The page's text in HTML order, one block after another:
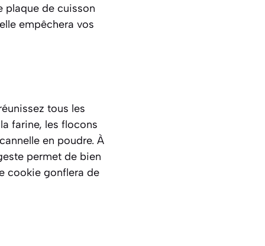
plaque de cuisson
empêchera vos
tous les
farine, les flocons
en poudre. À
permet de bien
cookie gonflera de